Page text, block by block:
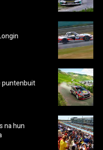
puntenbuit
na hun